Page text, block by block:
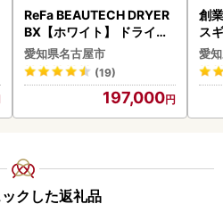
ReFa BEAUTECH DRYER
BX【ホワイト】 ドライヤ
ー 美容 家電 ドライヤー リ
ファ
愛知県名古屋市
(19)
197,000
創
ス
み
惣
ン
愛
クした返礼品